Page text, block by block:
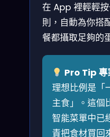
在 App 裡輕輕
則，自動為你搭
餐都攝取足夠的
Pro Tip 專
理想比例是「
主食」。這個
智能菜單中已
責把食材買回